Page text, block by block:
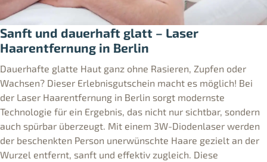
Sanft und dauerhaft glatt – Laser
Haarentfernung in Berlin
Dauerhafte glatte Haut ganz ohne Rasieren, Zupfen oder
Wachsen? Dieser Erlebnisgutschein macht es möglich! Bei
der Laser Haarentfernung in Berlin sorgt modernste
Technologie für ein Ergebnis, das nicht nur sichtbar, sondern
auch spürbar überzeugt. Mit einem 3W-Diodenlaser werden
der beschenkten Person unerwünschte Haare gezielt an der
Wurzel entfernt, sanft und effektiv zugleich. Diese